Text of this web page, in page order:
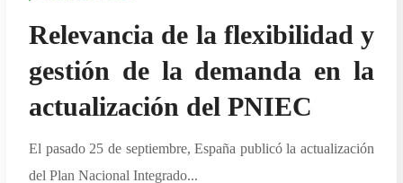
Relevancia de la flexibilidad y
gestión de la demanda en la
actualización del PNIEC
El pasado 25 de septiembre, España publicó la actualización
del Plan Nacional Integrado...